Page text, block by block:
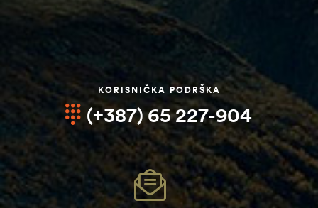
KORISNIČKA PODRŠKA
(+387) 65 227-904